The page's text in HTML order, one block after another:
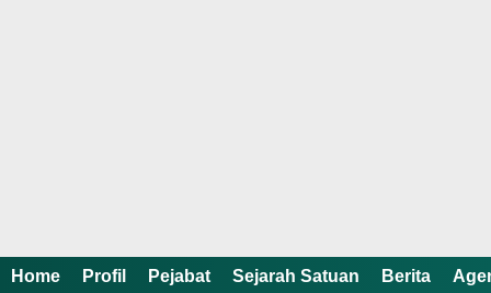
Home Profil Pejabat Sejarah Satuan Berita
Home /
Berita